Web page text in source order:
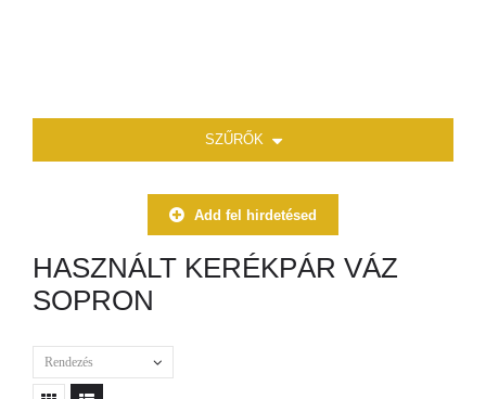
SZŰRŐK
Add fel hirdetésed
HASZNÁLT KERÉKPÁR VÁZ
SOPRON
Rendezés